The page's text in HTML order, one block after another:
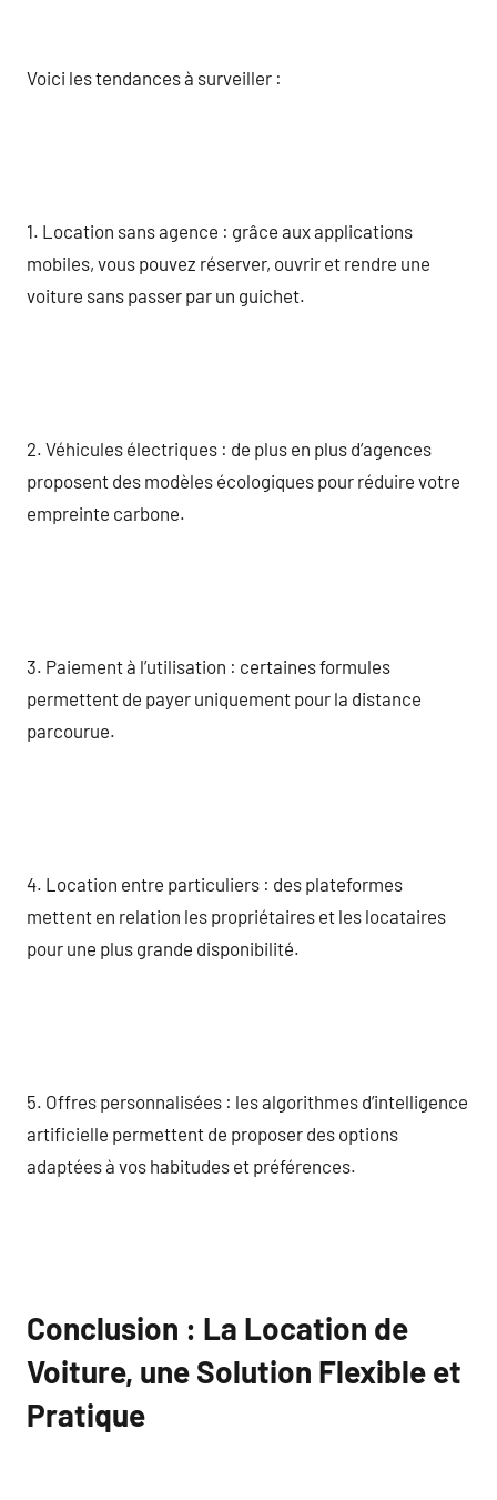
Voici les tendances à surveiller :
1. Location sans agence : grâce aux applications
mobiles, vous pouvez réserver, ouvrir et rendre une
voiture sans passer par un guichet.
2. Véhicules électriques : de plus en plus d’agences
proposent des modèles écologiques pour réduire votre
empreinte carbone.
3. Paiement à l’utilisation : certaines formules
permettent de payer uniquement pour la distance
parcourue.
4. Location entre particuliers : des plateformes
mettent en relation les propriétaires et les locataires
pour une plus grande disponibilité.
5. Offres personnalisées : les algorithmes d’intelligence
artificielle permettent de proposer des options
adaptées à vos habitudes et préférences.
Conclusion : La Location de
Voiture, une Solution Flexible et
Pratique